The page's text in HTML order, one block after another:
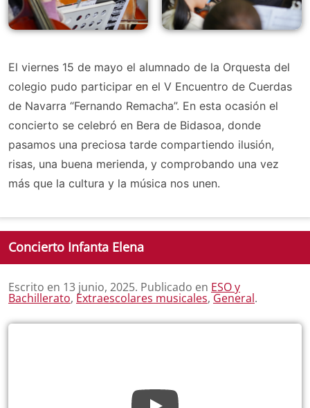
El viernes 15 de mayo el alumnado de la Orquesta del
colegio pudo participar en el V Encuentro de Cuerdas
de Navarra “Fernando Remacha”. En esta ocasión el
concierto se celebró en Bera de Bidasoa, donde
pasamos una preciosa tarde compartiendo ilusión,
risas, una buena merienda, y comprobando una vez
más que la cultura y la música nos unen.
Concierto Infanta Elena
Escrito en 13 junio, 2025. Publicado en ESO y
Bachillerato, Extraescolares musicales,General.